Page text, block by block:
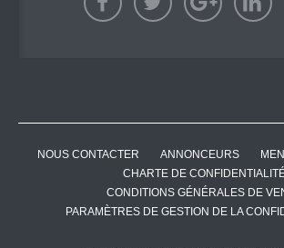
NOUS CONTACTER ANNONCEURS
CHARTE DE
CONDITIONS GÉNÉRALES DE
PARAMÈTRES DE GESTION DE LA